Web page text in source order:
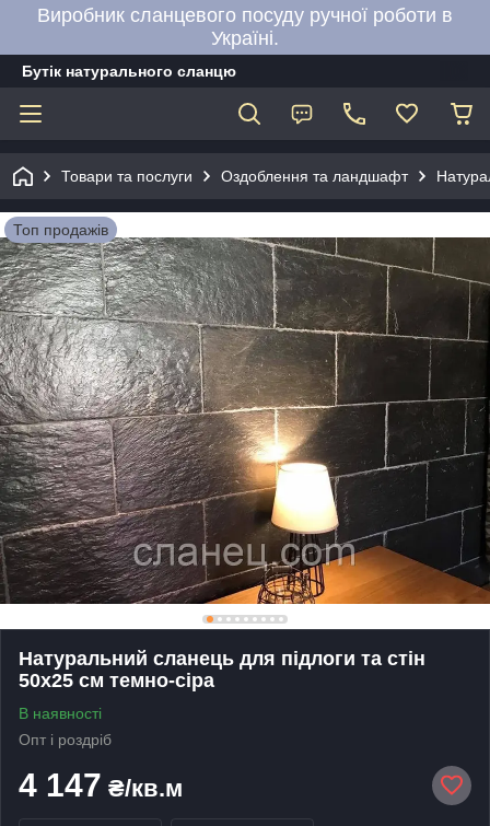
Виробник сланцевого посуду ручної роботи в
Україні.
Бутік натурального сланцю
Товари та послуги Оздоблення та ландшафт
Топ продажів
Натуральний сланець для підлоги та стін
50х25 см темно-сіра
В наявності
Опт і роздріб
4 147 ₴/кв.м